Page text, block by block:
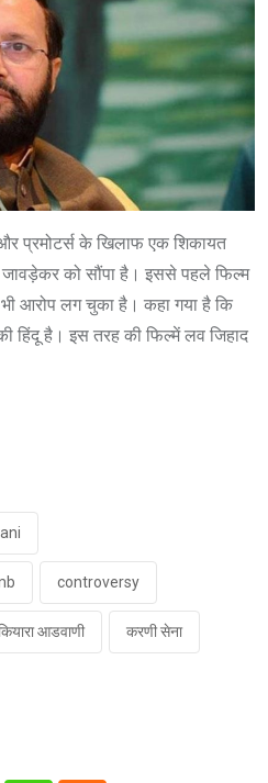
प्रमोटर्स के खिलाफ एक शिकायत
को सौंपा है। इससे पहले फिल्म
आरोप लग चुका है। कहा गया है कि
हिंदू है। इस तरह की फिल्में लव जिहाद
controversy
आडवाणी करणी सेना